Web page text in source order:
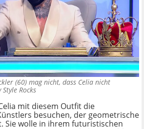
(60) mag nicht, dass Celia nicht
Style Rocks
mit diesem Outfit die
besuchen, der geometrische
Sie wolle in ihrem futuristischen